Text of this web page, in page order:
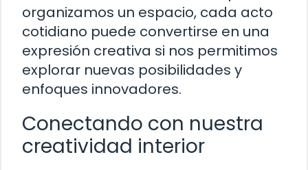
organizamos un espacio, cada acto
cotidiano puede convertirse en una
expresión creativa si nos permitimos
explorar nuevas posibilidades y
enfoques innovadores.
Conectando con nuestra
creatividad interior